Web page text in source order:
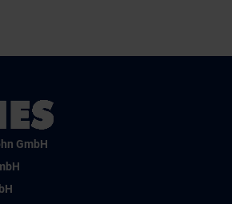
GmbH